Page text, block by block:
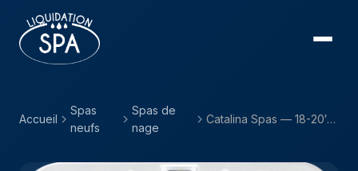
Accueil
Spas
neufs
Spas de
nage
Catalina Spas — 18-20′ Marathon Dual Temp